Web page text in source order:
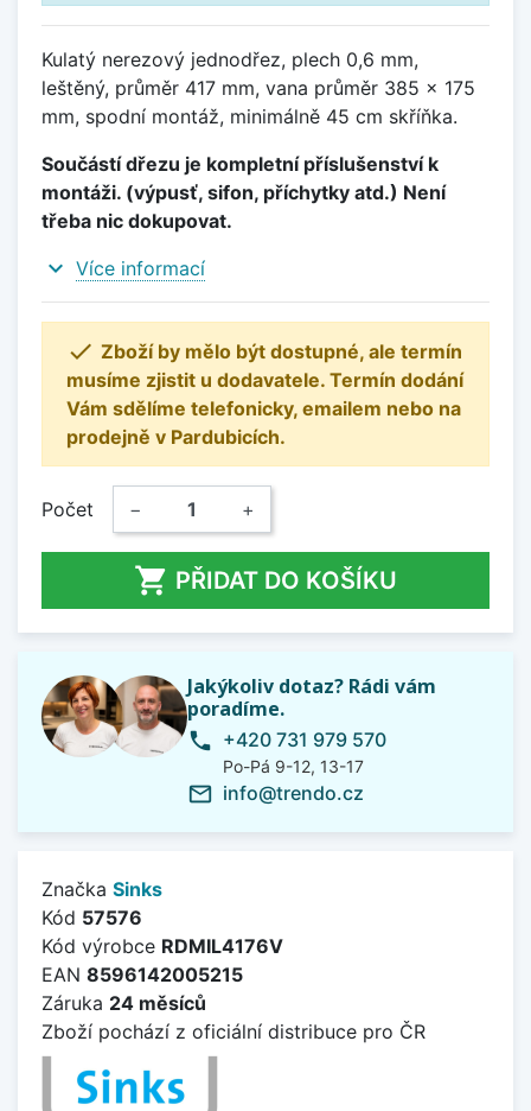
Kulatý nerezový jednodřez, plech 0,6 mm,
leštěný, průměr 417 mm, vana průměr 385 x 175
mm, spodní montáž, minimálně 45 cm skříňka.
Součástí dřezu je kompletní příslušenství k
montáži. (výpusť, sifon, příchytky atd.) Není
třeba nic dokupovat.
expand_more Více informací
 Zboží by mělo být dostupné, ale termín
musíme zjistit u dodavatele. Termín dodání
Vám sdělíme telefonicky, emailem nebo na
prodejně v Pardubicích.
Počet − +
 PŘIDAT DO KOŠÍKU
Jakýkoliv dotaz? Rádi vám
poradíme.
phone +420 731 979 570
Po-Pá 9-12, 13-17
mail_outline info@trendo.cz
Značka Sinks
Kód 57576
Kód výrobce RDMIL4176V
EAN 8596142005215
Záruka 24 měsíců
Zboží pochází z oficiální distribuce pro ČR